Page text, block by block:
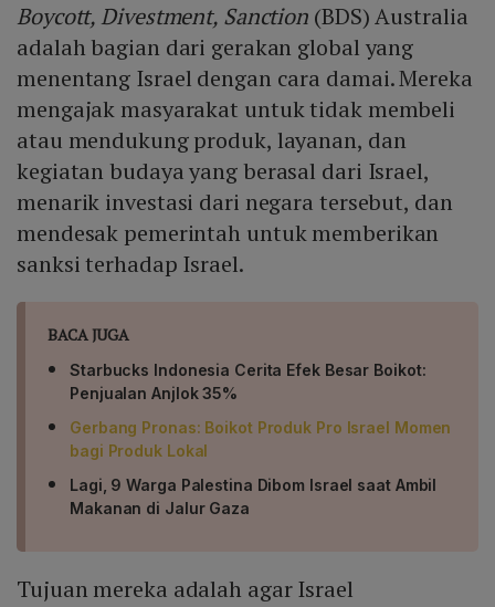
Boycott, Divestment, Sanction (BDS) Australia
adalah bagian dari gerakan global yang
menentang Israel dengan cara damai. Mereka
mengajak masyarakat untuk tidak membeli
atau mendukung produk, layanan, dan
kegiatan budaya yang berasal dari Israel,
menarik investasi dari negara tersebut, dan
mendesak pemerintah untuk memberikan
sanksi terhadap Israel.
BACA JUGA
Starbucks Indonesia Cerita Efek Besar Boikot:
Penjualan Anjlok 35%
Gerbang Pronas: Boikot Produk Pro Israel Momen
bagi Produk Lokal
Lagi, 9 Warga Palestina Dibom Israel saat Ambil
Makanan di Jalur Gaza
Tujuan mereka adalah agar Israel